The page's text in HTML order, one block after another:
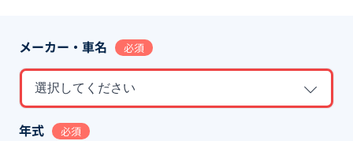
メーカー・車名 必須
選択してください
年式 必須